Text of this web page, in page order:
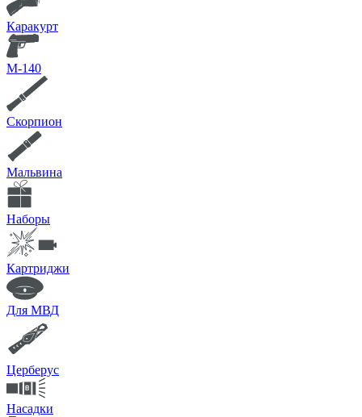
Каракурт
М-140
Скорпион
Мальвина
Наборы
Картриджи
Для МВД
Церберус
Насадки